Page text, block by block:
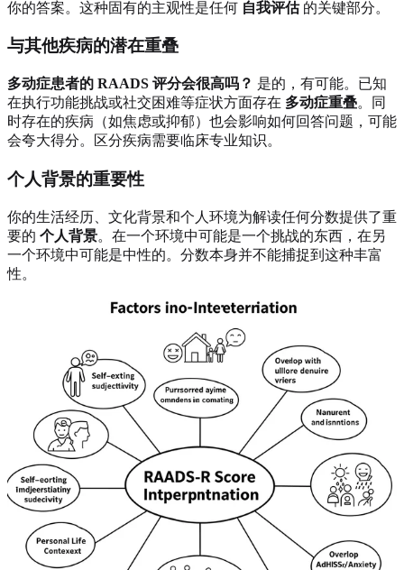
你的答案。这种固有的主观性是任何 自我评估的关键部分。
与其他疾病的潜在重叠
多动症患者的 RAADS 评分会很高吗？ 是的，有可能。已知
在执行功能挑战或社交困难等症状方面存在 多动症重叠。同
时存在的疾病（如焦虑或抑郁）也会影响如何回答问题，可能
会夸大得分。区分疾病需要临床专业知识。
个人背景的重要性
你的生活经历、文化背景和个人环境为解读任何分数提供了重
要的 个人背景。在一个环境中可能是一个挑战的东西，在另
一个环境中可能是中性的。分数本身并不能捕捉到这种丰富
性。